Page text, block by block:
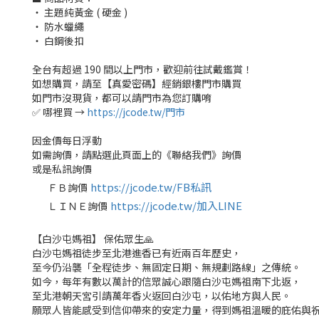
‧ 主題純黃金 ( 硬金 )
‧ 防水蠟繩
‧ 白鋼後扣
全台有超過 190 間以上門市，歡迎前往試戴鑑賞！
如想購買，請至【真愛密碼】經銷銀樓門市購買
如門市沒現貨，都可以請門市為您訂購唷
✅ 哪裡買 → https://jcode.tw/門市
因金價每日浮動
如需詢價，請點選此頁面上的《聯絡我們》詢價
或是私訊詢價
ＦＢ詢價 https://jcode.tw/FB私訊
ＬＩＮＥ詢價 https://jcode.tw/加入LINE
【白沙屯媽祖】 保佑眾生🙏
白沙屯媽祖徒步至北港進香已有近兩百年歷史，
至今仍沿襲「全程徒步、無固定日期、無規劃路線」之傳統。
如今，每年有數以萬計的信眾誠心跟隨白沙屯媽祖南下北返，
至北港朝天宮引請萬年香火返回白沙屯，以佑地方與人民。
願眾人皆能感受到信仰帶來的安定力量，得到媽祖溫暖的庇佑與